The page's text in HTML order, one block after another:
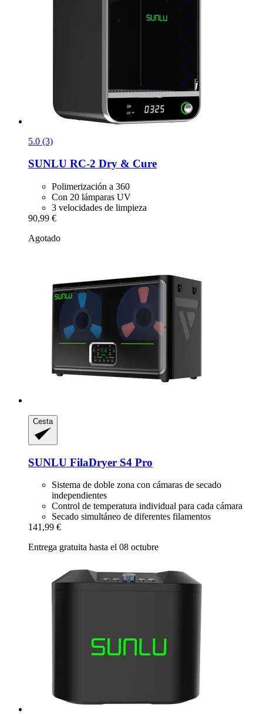
5.0 (3)
SUNLU RC-​2 Dry & Cure
Polimerización a 360
Con 20 lámparas UV
3 velocidades de limpieza
90,99 €
Agotado
Cesta
SUNLU FilaDryer S4 Pro
Sistema de doble zona con cámaras de secado
independientes
Control de temperatura individual para cada cámara
Secado simultáneo de diferentes filamentos
141,99 €
Entrega gratuita hasta el 08 octubre